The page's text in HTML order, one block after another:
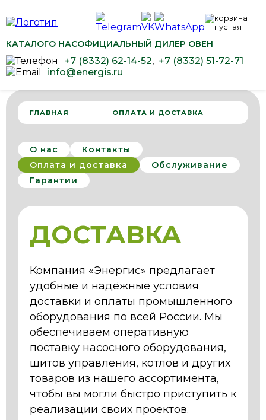
КАТАЛОГО НАСОФИЦИАЛЬНЫЙ ДИЛЕР ОВЕН
+7 (8332) 62-14-52, +7 (8332) 51-72-71
info@energis.ru
ГЛАВНАЯ ОПЛАТА И ДОСТАВКА
О нас
Контакты
Оплата и доставка
Обслуживание
Гарантии
ДОСТАВКА
Компания «Энергис» предлагает
удобные и надёжные условия
доставки и оплаты промышленного
оборудования по всей России. Мы
обеспечиваем оперативную
поставку насосного оборудования,
щитов управления, котлов и других
товаров из нашего ассортимента,
чтобы вы могли быстро приступить к
реализации своих проектов.